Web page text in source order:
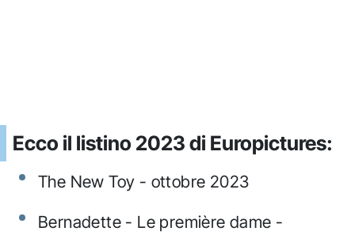
Ecco il listino 2023 di Europictures:
The New Toy - ottobre 2023
Bernadette - Le première dame -